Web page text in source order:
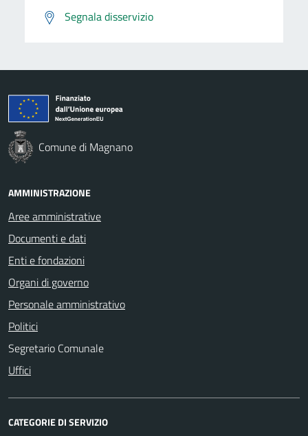
Segnala disservizio
Comune di Magnano
AMMINISTRAZIONE
Aree amministrative
Documenti e dati
Enti e fondazioni
Organi di governo
Personale amministrativo
Politici
Segretario Comunale
Uffici
CATEGORIE DI SERVIZIO